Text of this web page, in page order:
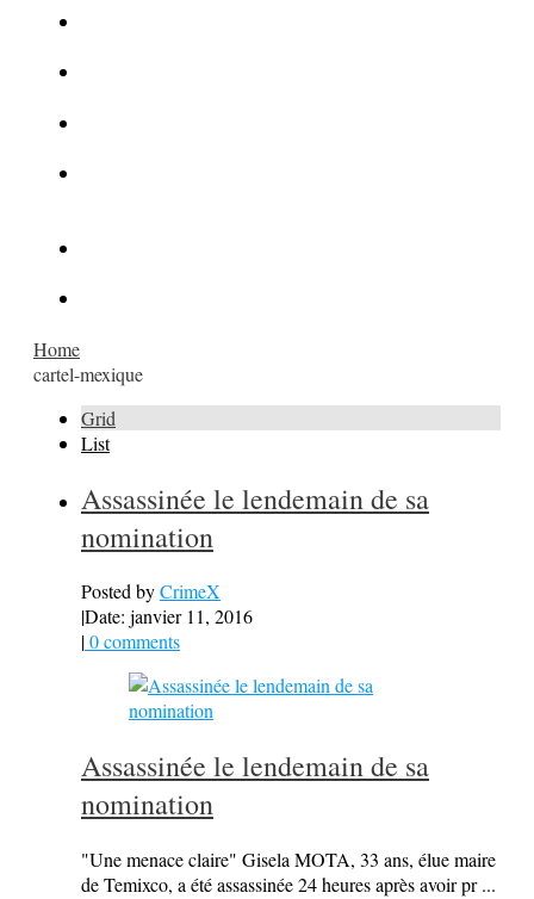
Home
cartel-mexique
Grid
List
Assassinée le lendemain de sa
nomination
Posted byCrimeX
|Date: janvier 11, 2016
|0 comments
Assassinée le lendemain de sa
nomination
"Une menace claire" Gisela MOTA, 33 ans, élue maire
de Temixco, a été assassinée 24 heures après avoir pr ...